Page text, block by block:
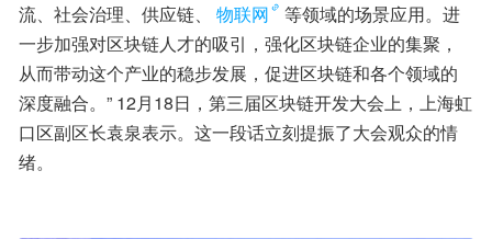
流、社会治理、供应链、
物联网
等领域的场景应用。进
一步加强对区块链人才的吸引，强化区块链企业的集聚，
从而带动这个产业的稳步发展，促进区块链和各个领域的
深度融合。” 12月18日，第三届区块链开发大会上，上海虹
口区副区长袁泉表示。这一段话立刻提振了大会观众的情
绪。